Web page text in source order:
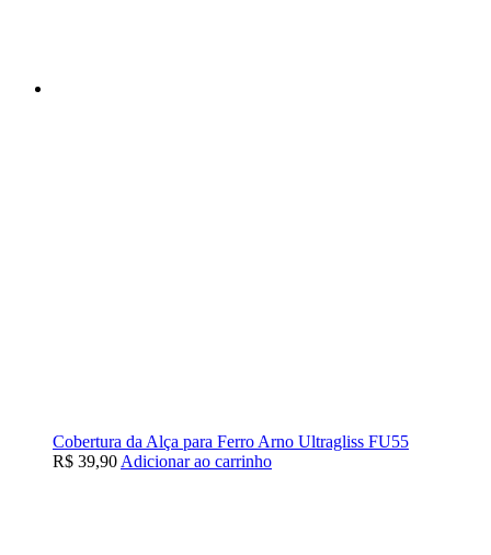
Cobertura da Alça para Ferro Arno Ultragliss FU55
R$ 39,90 Adicionar ao carrinho